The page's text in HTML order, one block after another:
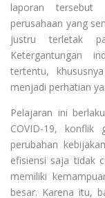
laporan tersebut
perusahaan yang
justru terletak
Ketergantungan
tertentu,
menjadi perhatian
Pelajaran ini
COVID-19, konflik
perubahan
efisiensi saja tidak
memiliki
besar. Karena itu,